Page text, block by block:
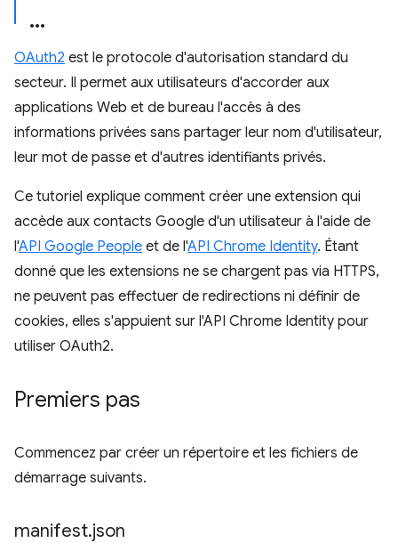
OAuth2 est le protocole d'autorisation standard du
secteur. Il permet aux utilisateurs d'accorder aux
applications Web et de bureau l'accès à des
informations privées sans partager leur nom d'utilisateur,
leur mot de passe et d'autres identifiants privés.
Ce tutoriel explique comment créer une extension qui
accède aux contacts Google d'un utilisateur à l'aide de
l'API Google People et de l'API Chrome Identity. Étant
donné que les extensions ne se chargent pas via HTTPS,
ne peuvent pas effectuer de redirections ni définir de
cookies, elles s'appuient sur l'API Chrome Identity pour
utiliser OAuth2.
Premiers pas
Commencez par créer un répertoire et les fichiers de
démarrage suivants.
manifest.json